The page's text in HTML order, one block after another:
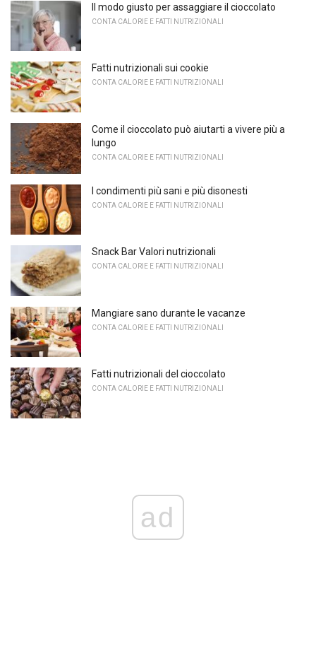
Il modo giusto per assaggiare il cioccolato
CONTA CALORIE E FATTI NUTRIZIONALI
Fatti nutrizionali sui cookie
CONTA CALORIE E FATTI NUTRIZIONALI
Come il cioccolato può aiutarti a vivere più a
lungo
CONTA CALORIE E FATTI NUTRIZIONALI
I condimenti più sani e più disonesti
CONTA CALORIE E FATTI NUTRIZIONALI
Snack Bar Valori nutrizionali
CONTA CALORIE E FATTI NUTRIZIONALI
Mangiare sano durante le vacanze
CONTA CALORIE E FATTI NUTRIZIONALI
Fatti nutrizionali del cioccolato
CONTA CALORIE E FATTI NUTRIZIONALI
ad